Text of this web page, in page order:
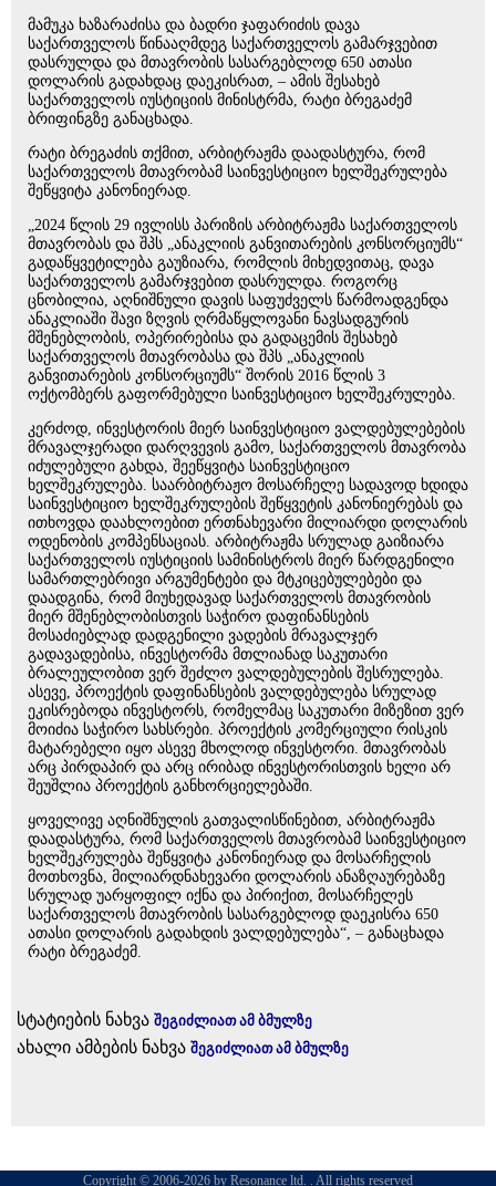
მამუკა ხაზარაძისა და ბადრი ჯაფარიძის დავა
საქართველოს წინააღმდეგ საქართველოს გამარჯვებით
დასრულდა და მთავრობის სასარგებლოდ 650 ათასი
დოლარის გადახდაც დაეკისრათ, – ამის შესახებ
საქართველოს იუსტიციის მინისტრმა, რატი ბრეგაძემ
ბრიფინგზე განაცხადა.
რატი ბრეგაძის თქმით, არბიტრაჟმა დაადასტურა, რომ
საქართველოს მთავრობამ საინვესტიციო ხელშეკრულება
შეწყვიტა კანონიერად.
„2024 წლის 29 ივლისს პარიზის არბიტრაჟმა საქართველოს
მთავრობას და შპს „ანაკლიის განვითარების კონსორციუმს“
გადაწყვეტილება გაუზიარა, რომლის მიხედვითაც, დავა
საქართველოს გამარჯვებით დასრულდა. როგორც
ცნობილია, აღნიშნული დავის საფუძველს წარმოადგენდა
ანაკლიაში შავი ზღვის ღრმაწყლოვანი ნავსადგურის
მშენებლობის, ოპერირებისა და გადაცემის შესახებ
საქართველოს მთავრობასა და შპს „ანაკლიის
განვითარების კონსორციუმს“ შორის 2016 წლის 3
ოქტომბერს გაფორმებული საინვესტიციო ხელშეკრულება.
კერძოდ, ინვესტორის მიერ საინვესტიციო ვალდებულებების
მრავალჯერადი დარღვევის გამო, საქართველოს მთავრობა
იძულებული გახდა, შეეწყვიტა საინვესტიციო
ხელშეკრულება. საარბიტრაჟო მოსარჩელე სადავოდ ხდიდა
საინვესტიციო ხელშეკრულების შეწყვეტის კანონიერებას და
ითხოვდა დაახლოებით ერთნახევარი მილიარდი დოლარის
ოდენობის კომპენსაციას. არბიტრაჟმა სრულად გაიზიარა
საქართველოს იუსტიციის სამინისტროს მიერ წარდგენილი
სამართლებრივი არგუმენტები და მტკიცებულებები და
დაადგინა, რომ მიუხედავად საქართველოს მთავრობის
მიერ მშენებლობისთვის საჭირო დაფინანსების
მოსაძიებლად დადგენილი ვადების მრავალჯერ
გადავადებისა, ინვესტორმა მთლიანად საკუთარი
ბრალეულობით ვერ შეძლო ვალდებულების შესრულება.
ასევე, პროექტის დაფინანსების ვალდებულება სრულად
ეკისრებოდა ინვესტორს, რომელმაც საკუთარი მიზეზით ვერ
მოიძია საჭირო სახსრები. პროექტის კომერციული რისკის
მატარებელი იყო ასევე მხოლოდ ინვესტორი. მთავრობას
არც პირდაპირ და არც ირიბად ინვესტორისთვის ხელი არ
შეუშლია პროექტის განხორციელებაში.
ყოველივე აღნიშნულის გათვალისწინებით, არბიტრაჟმა
დაადასტურა, რომ საქართველოს მთავრობამ საინვესტიციო
ხელშეკრულება შეწყვიტა კანონიერად და მოსარჩელის
მოთხოვნა, მილიარდნახევარი დოლარის ანაზღაურებაზე
სრულად უარყოფილ იქნა და პირიქით, მოსარჩელეს
საქართველოს მთავრობის სასარგებლოდ დაეკისრა 650
ათასი დოლარის გადახდის ვალდებულება“, – განაცხადა
რატი ბრეგაძემ.
სტატიების ნახვა შეგიძლიათ ამ ბმულზე
ახალი ამბების ნახვა შეგიძლიათ ამ ბმულზე
Copyright © 2006-2026 by Resonance ltd. . All rights reserved